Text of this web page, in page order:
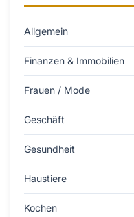
Allgemein
Finanzen & Immobilien
Frauen / Mode
Geschäft
Gesundheit
Haustiere
Kochen